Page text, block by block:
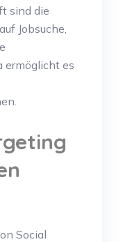
sind die
Jobsuche,
ermöglicht es
Social